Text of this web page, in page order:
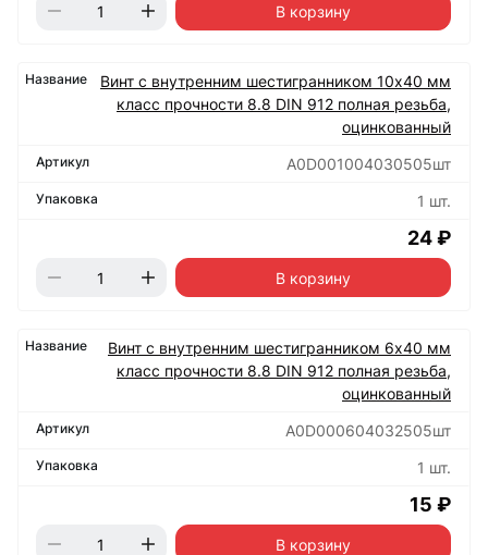
В корзину
Винт с внутренним шестигранником 10х40 мм
класс прочности 8.8 DIN 912 полная резьба,
оцинкованный
А0D001004030505шт
1 шт.
24 ₽
В корзину
Винт с внутренним шестигранником 6х40 мм
класс прочности 8.8 DIN 912 полная резьба,
оцинкованный
А0D000604032505шт
1 шт.
15 ₽
В корзину